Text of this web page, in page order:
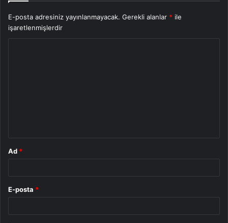
E-posta adresiniz yayınlanmayacak. Gerekli alanlar * ile
işaretlenmişlerdir
Ad *
E-posta *